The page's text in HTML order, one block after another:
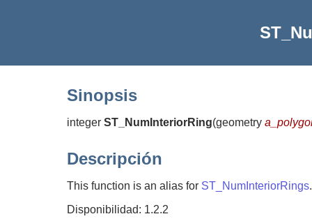
Sinopsis
integer ST_NumInteriorRing(geometry
Descripción
This function is an alias for ST_NumInteriorRings.
Disponibilidad: 1.2.2